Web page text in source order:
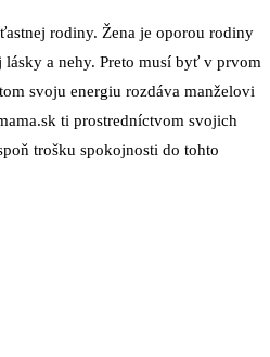
rodiny. Žena je oporou rodiny
a nehy. Preto musí byť v prvom
svoju energiu rozdáva manželovi
ti prostredníctvom svojich
trošku spokojnosti do tohto